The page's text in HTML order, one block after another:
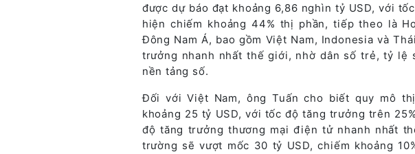
được dự báo đạt khoảng 6,86 nghìn tỷ USD, với
hiện chiếm khoảng 44% thị phần, tiếp theo là
Đông Nam Á, bao gồm Việt Nam, Indonesia và
trưởng nhanh nhất thế giới, nhờ dân số trẻ, tỷ lệ
nền tảng số.
Đối với Việt Nam, ông Tuấn cho biết quy mô
khoảng 25 tỷ USD, với tốc độ tăng trưởng trên
độ tăng trưởng thương mại điện tử nhanh nhất
trường sẽ vượt mốc 30 tỷ USD, chiếm khoảng